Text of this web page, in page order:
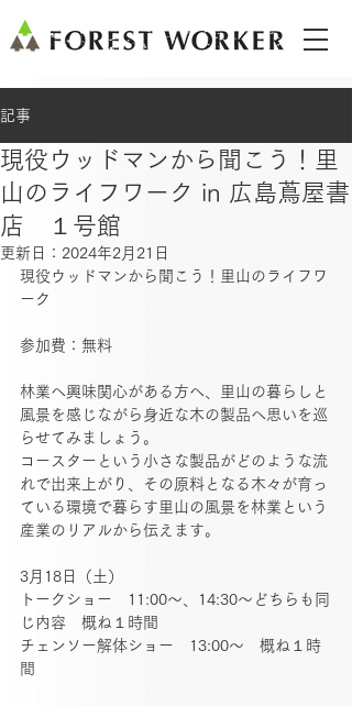
記事
現役ウッドマンから聞こう！里
山のライフワーク in 広島蔦屋書
店 １号館
更新日： 2024年2月21日
現役ウッドマンから聞こう！里山のライフワ
ーク
参加費：無料
林業へ興味関心がある方へ、里山の暮らしと
風景を感じながら身近な木の製品へ思いを巡
らせてみましょう。
コースターという小さな製品がどのような流
れで出来上がり、その原料となる木々が育っ
ている環境で暮らす里山の風景を林業という
産業のリアルから伝えます。
3月18日（土）
トークショー　11:00〜、14:30〜どちらも同
じ内容　概ね１時間
チェンソー解体ショー　13:00〜　概ね１時
間